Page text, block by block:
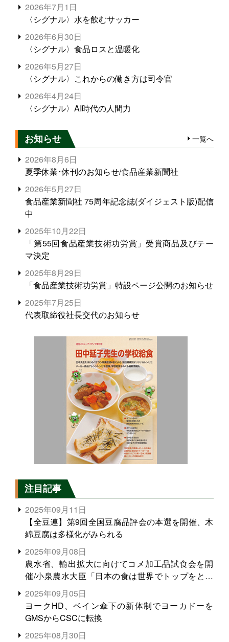
2026年7月1日
〈シグナル〉水を飲むサッカー
2026年6月30日
〈シグナル〉食品ロスと温暖化
2026年5月27日
〈シグナル〉これからの働き方は司令官
2026年4月24日
〈シグナル〉AI時代の人間力
お知らせ 一覧へ
2026年8月6日
夏季休業･休刊のお知らせ/食品産業新聞社
2026年5月27日
食品産業新聞社 75周年記念誌(ダイジェスト版)配信
中
2025年10月22日
「第55回食品産業技術功労賞」受賞商品及びテー
マ決定
2025年8月29日
「食品産業技術功労賞」特設ページ公開のお知らせ
2025年7月25日
代表取締役社長交代のお知らせ
注目記事
2025年09月11日
【全豆連】第9回全国豆腐品評会の本選を開催、木
綿豆腐は多様化がみられる
2025年09月08日
農水省、輸出拡大に向けてコメ加工品試食会を開
催/小泉農水大臣「日本の食は世界でトップをとれ
る。米増産に向けて、米輸出需要の拡大を」
2025年09月05日
ヨークHD、ベイン傘下の新体制でヨーカドーを
GMSからCSCに転換
2025年08月30日